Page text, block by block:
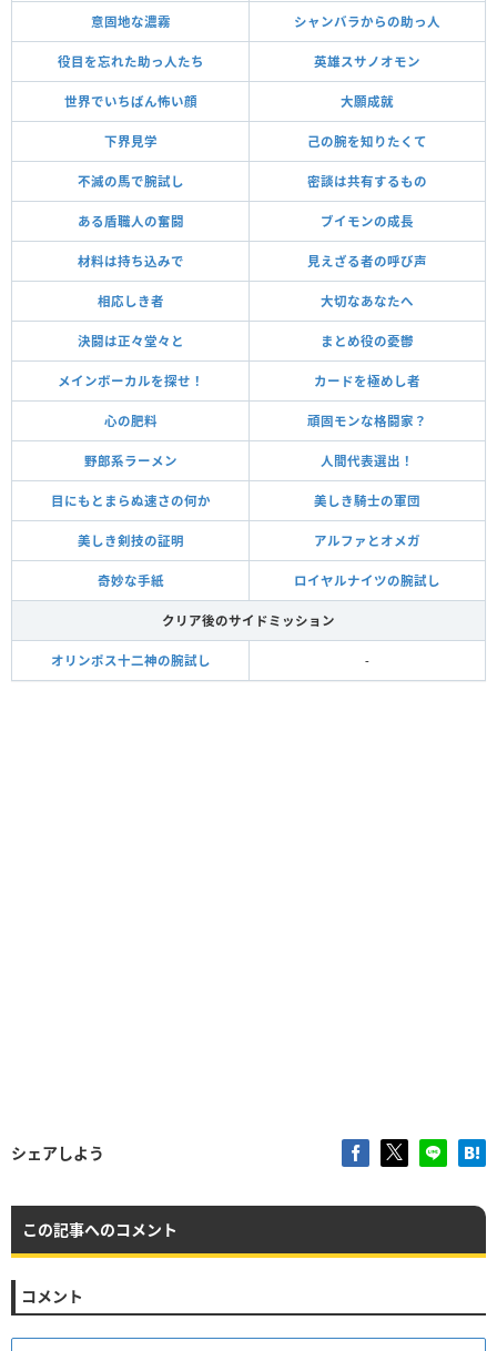
意固地な濃霧 シャンバラからの助っ人
役目を忘れた助っ人たち 英雄スサノオモン
世界でいちばん怖い顔 大願成就
下界見学 己の腕を知りたくて
不滅の馬で腕試し 密談は共有するもの
ある盾職人の奮闘 ブイモンの成長
材料は持ち込みで 見えざる者の呼び声
相応しき者 大切なあなたへ
決闘は正々堂々と まとめ役の憂鬱
メインボーカルを探せ！ カードを極めし者
心の肥料 頑固モンな格闘家？
野郎系ラーメン 人間代表選出！
目にもとまらぬ速さの何か 美しき騎士の軍団
美しき剣技の証明 アルファとオメガ
奇妙な手紙 ロイヤルナイツの腕試し
クリア後のサイドミッション
オリンポス十二神の腕試し -
シェアしよう
この記事へのコメント
コメント